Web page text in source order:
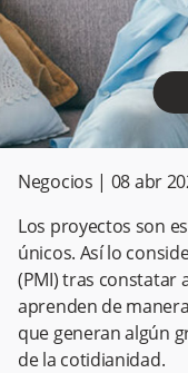
Negocios | 08 abr
Los proyectos son
únicos. Así lo
(PMI) tras constatar
aprenden de
que generan algún
de la cotidianidad.